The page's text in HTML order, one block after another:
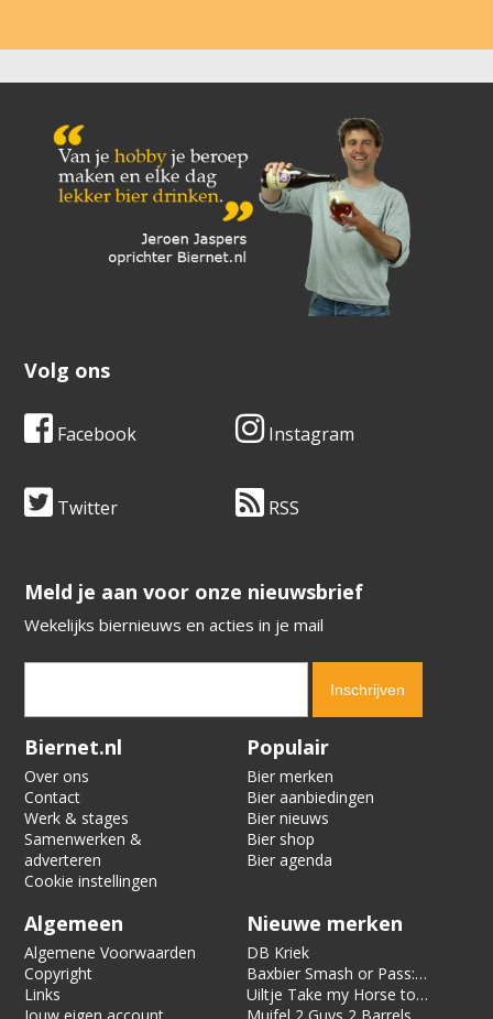
Volg ons
Facebook Instagram
Twitter RSS
​​​​​​​Meld je aan voor onze nieuwsbrief
Wekelijks biernieuws en acties in je mail
Verification code:
Biernet.nl
Over ons
Contact
Werk & stages
Samenwerken &
adverteren
Cookie instellingen
Populair
Bier merken
Bier aanbiedingen
Bier nieuws
Bier shop
Bier agenda
Algemeen
Algemene Voorwaarden
Copyright
Links
Nieuwe merken
DB Kriek
Baxbier Smash or Pass:
Strata
Uiltje Take my Horse to